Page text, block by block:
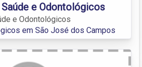
e Odontológicos
e Odontológicos
em São José dos Campos